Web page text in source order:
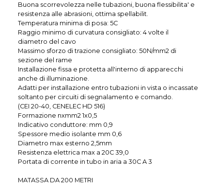
Buona scorrevolezza nelle tubazioni, buona flessibilita' e
resistenza alle abrasioni, ottima spellabilit.
Temperatura minima di posa: 5C
Raggio minimo di curvatura consigliato: 4 volte il
diametro del cavo
Massimo sforzo di trazione consigliato: 50N/mm2 di
sezione del rame
Installazione fissa e protetta all'interno di apparecchi
anche di illuminazione.
Adatti per installazione entro tubazioni in vista o incassate
soltanto per circuiti di segnalamento e comando.
(CEI 20-40, CENELEC HD 516)
Formazione nxmm2 1x0,5
Indicativo conduttore: mm 0,9
Spessore medio isolante mm 0,6
Diametro max esterno 2,5mm
Resistenza elettrica max a 20C 39,0
Portata di corrente in tubo in aria a 30C A 3
MATASSA DA 200 METRI